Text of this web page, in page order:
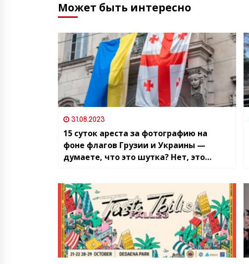
Может быть интересно
31.08.2023
15 суток ареста за фотографию на
фоне флагов Грузии и Украины —
думаете, что это шутка? Нет, это